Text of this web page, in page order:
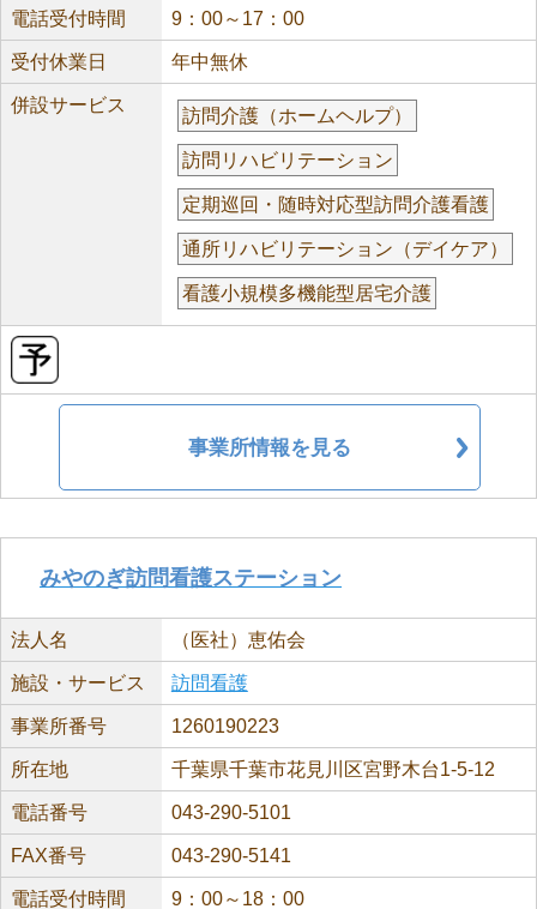
電話受付時間 9：00～17：00
受付休業日 年中無休
併設サービス
訪問介護（ホームヘルプ）
訪問リハビリテーション
定期巡回・随時対応型訪問介護看護
通所リハビリテーション（デイケア）
看護小規模多機能型居宅介護
事業所情報を見る
みやのぎ訪問看護ステーション
法人名 （医社）恵佑会
施設・サービス 訪問看護
事業所番号 1260190223
所在地 千葉県千葉市花見川区宮野木台1-5-12
電話番号 043-290-5101
FAX番号 043-290-5141
電話受付時間 9：00～18：00